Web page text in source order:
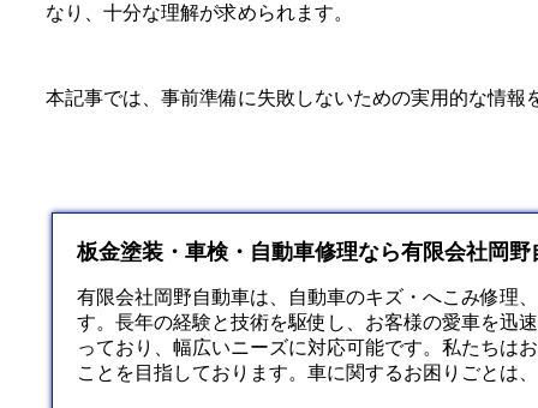
なり、十分な理解が求められます。
本記事では、事前準備に失敗しないための実用的な情報
板金塗装・車検・自動車修理なら有限会社岡野
有限会社岡野自動車は、自動車のキズ・へこみ修理
す。長年の経験と技術を駆使し、お客様の愛車を迅
っており、幅広いニーズに対応可能です。私たちは
ことを目指しております。車に関するお困りごとは